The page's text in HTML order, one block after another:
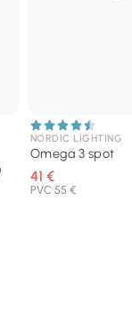
NORDIC LIGHTING
Omega 3 spot
41 €
PVC 55 €